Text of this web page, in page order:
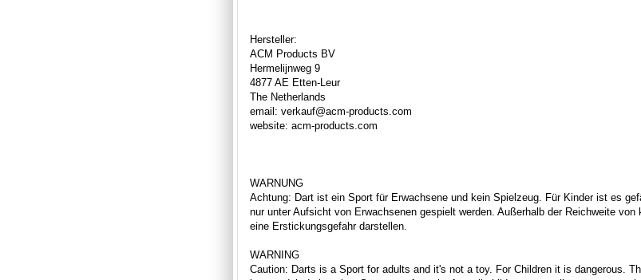
Hersteller:
ACM Products BV
Hermelijnweg 9
4877 AE Etten-Leur
The Netherlands
email: verkauf@acm-products.com
website: acm-products.com
WARNUNG
Achtung: Dart ist ein Sport für Erwachsene und kein Spielzeug. Für Kinder ist es
nur unter Aufsicht von Erwachsenen gespielt werden. Außerhalb der Reichweite
eine Erstickungsgefahr darstellen.
WARNING
Caution: Darts is a Sport for adults and it's not a toy. For Children it is dangerous.